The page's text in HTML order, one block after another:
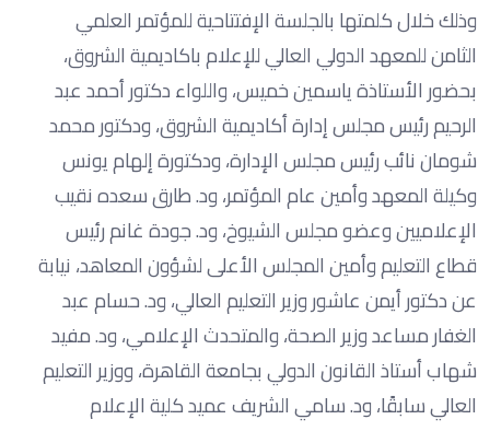
وذلك خلال كلمتها بالجلسة الإفتتاحية للمؤتمر العلمي
الثامن للمعهد الدولي العالي للإعلام باكاديمية الشروق،
بحضور الأستاذة ياسمين خميس، واللواء دكتور أحمد عبد
الرحيم رئيس مجلس إدارة أكاديمية الشروق، ودكتور محمد
شومان نائب رئيس مجلس الإدارة، ودكتورة إلهام يونس
وكيلة المعهد وأمين عام المؤتمر، ود. طارق سعده نقيب
الإعلاميين وعضو مجلس الشيوخ، ود. جودة غانم رئيس
قطاع التعليم وأمين المجلس الأعلى لشؤون المعاهد، نيابة
عن دكتور أيمن عاشور وزير التعليم العالي، ود. حسام عبد
الغفار مساعد وزير الصحة، والمتحدث الإعلامي، ود. مفيد
شهاب أستاذ القانون الدولي بجامعة القاهرة، ووزير التعليم
العالي سابقًا، ود. سامي الشريف عميد كلية الإعلام